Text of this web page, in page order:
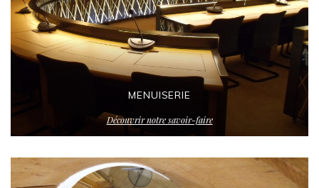
MENUISERIE
Découvrir notre savoir-faire